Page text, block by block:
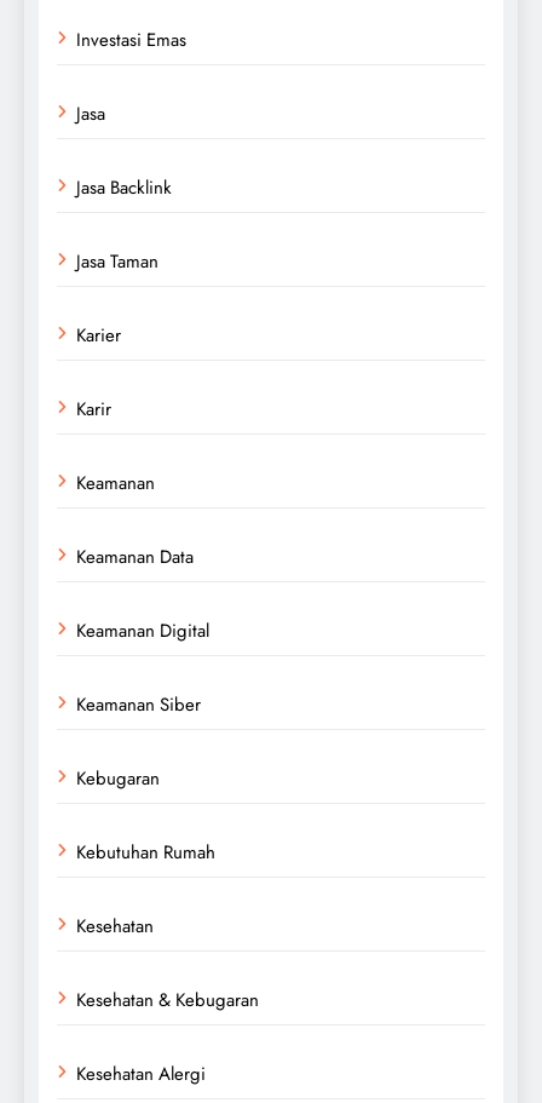
Investasi Emas
Jasa
Jasa Backlink
Jasa Taman
Karier
Karir
Keamanan
Keamanan Data
Keamanan Digital
Keamanan Siber
Kebugaran
Kebutuhan Rumah
Kesehatan
Kesehatan & Kebugaran
Kesehatan Alergi